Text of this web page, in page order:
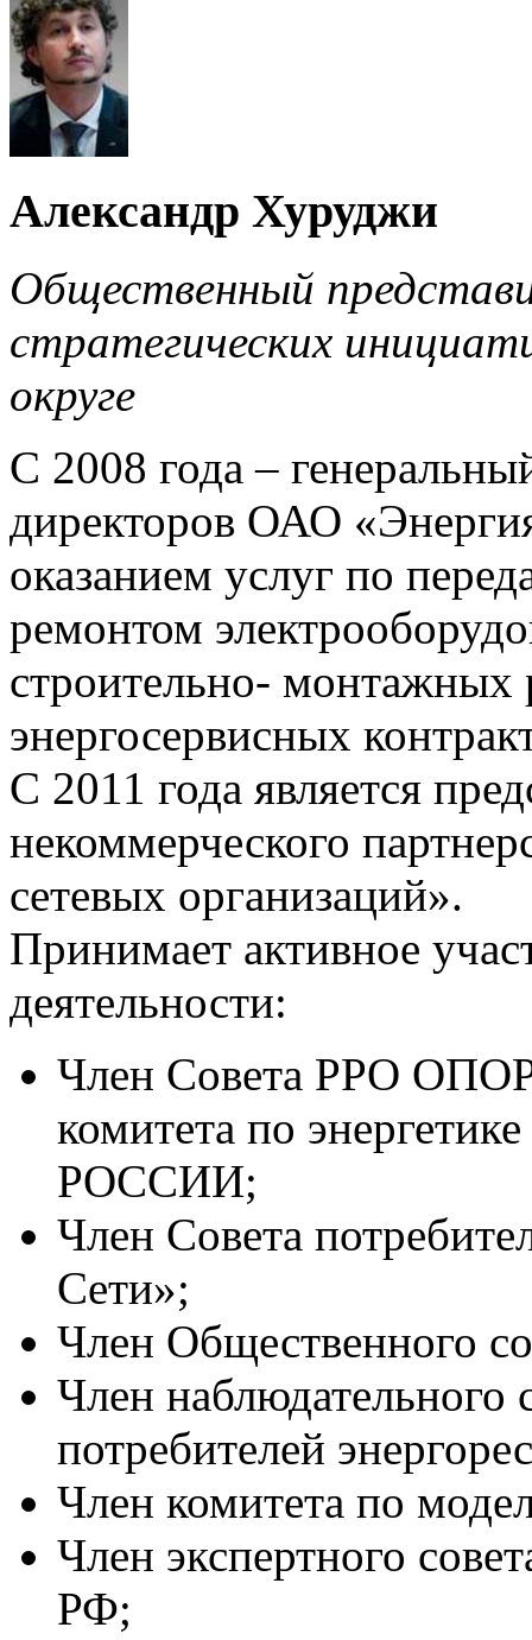
Александр Хуруджи
Общественный
стратегических
округе
С 2008 года –
директоров ОАО
оказанием услуг по
ремонтом
строительно- монтажных
энергосервисных
С 2011 года является
некоммерческого
сетевых организаций».
Принимает активное
деятельности:
Член Совета РРО
комитета по
РОССИИ;
Член Совета
Сети»;
Член Общественного
Член
потребителей
Член комитета по
Член экспертного
РФ;